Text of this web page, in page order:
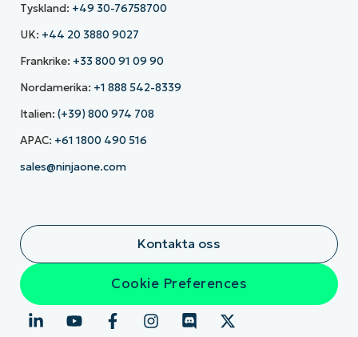
Tyskland: +49 30-76758700
UK: +44 20 3880 9027
Frankrike: +33 800 91 09 90
Nordamerika: +1 888 542-8339
Italien: (+39) 800 974 708
APAC: +61 1800 490 516
sales@ninjaone.com
Kontakta oss
Cookie Preferences